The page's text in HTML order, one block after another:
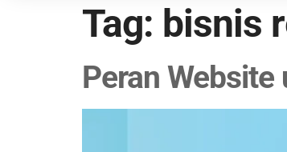
Tag: bisnis
Peran